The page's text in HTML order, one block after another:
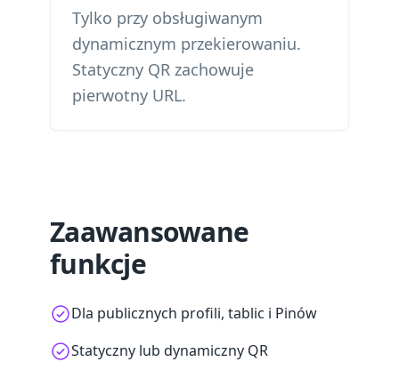
Tylko przy obsługiwanym
dynamicznym przekierowaniu.
Statyczny QR zachowuje
pierwotny URL.
Zaawansowane
funkcje
Dla publicznych profili, tablic i Pinów
Statyczny lub dynamiczny QR